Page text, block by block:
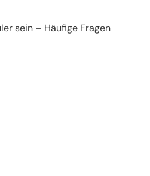
sein – Häufige Fragen